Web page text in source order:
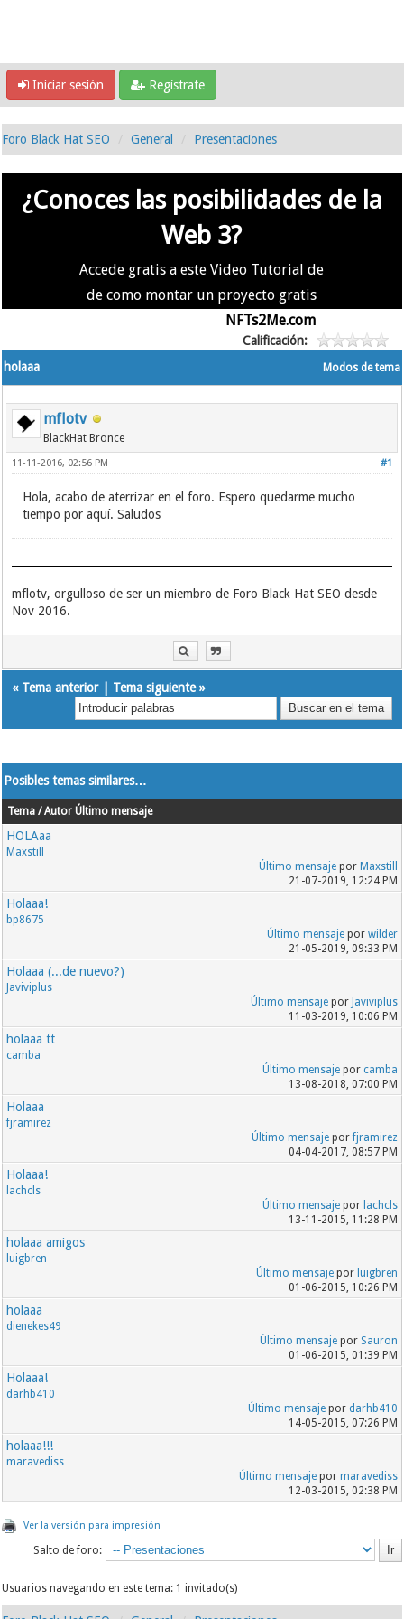
Iniciar sesión Regístrate
Foro Black Hat SEO General Presentaciones
¿Conoces las posibilidades de la
Web 3?
Accede gratis a este Video Tutorial de
de como montar un proyecto gratis
NFTs2Me.com
Calificación:
Modos de tema
holaaa
mflotv
BlackHat Bronce
#1
11-11-2016, 02:56 PM
Hola, acabo de aterrizar en el foro. Espero quedarme mucho
tiempo por aquí. Saludos
mflotv, orgulloso de ser un miembro de Foro Black Hat SEO desde
Nov 2016.
« Tema anterior| Tema siguiente»
Posibles temas similares…
Tema / Autor Último mensaje
HOLAaa
Maxstill
Último mensajepor Maxstill
21-07-2019, 12:24 PM
Holaaa!
bp8675
Último mensajepor wilder
21-05-2019, 09:33 PM
Holaaa (...de nuevo?)
Javiviplus
Último mensajepor Javiviplus
11-03-2019, 10:06 PM
holaaa tt
camba
Último mensajepor camba
13-08-2018, 07:00 PM
Holaaa
fjramirez
Último mensajeporfjramirez
04-04-2017, 08:57 PM
Holaaa!
lachcls
Último mensajepor lachcls
13-11-2015, 11:28 PM
holaaa amigos
luigbren
Último mensajepor luigbren
01-06-2015, 10:26 PM
holaaa
dienekes49
Último mensajepor Sauron
01-06-2015, 01:39 PM
Holaaa!
darhb410
Último mensajepor darhb410
14-05-2015, 07:26 PM
holaaa!!!
maravediss
Último mensajepor maravediss
12-03-2015, 02:38 PM
Ver la versión para impresión
Salto de foro:
Usuarios navegando en este tema: 1 invitado(s)